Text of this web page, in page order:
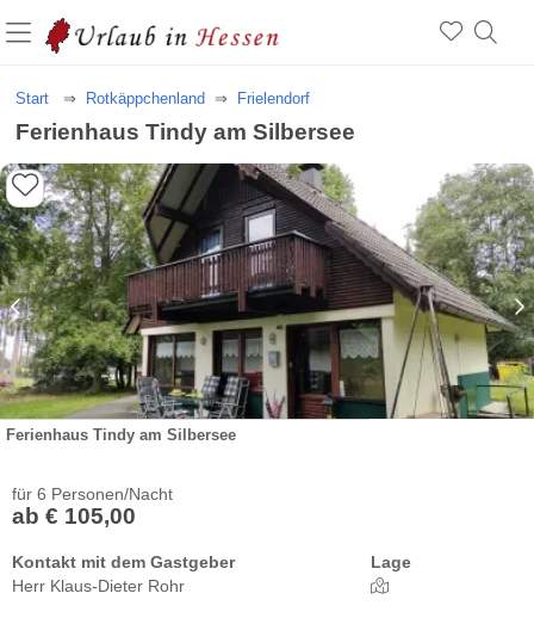
Start Rotkäppchenland Frielendorf
Ferienhaus Tindy am Silbersee
Ferienhaus Tindy am Silbersee
für 6 Personen/Nacht
ab € 105,00
Kontakt mit dem Gastgeber
Herr Klaus-Dieter Rohr
Lage